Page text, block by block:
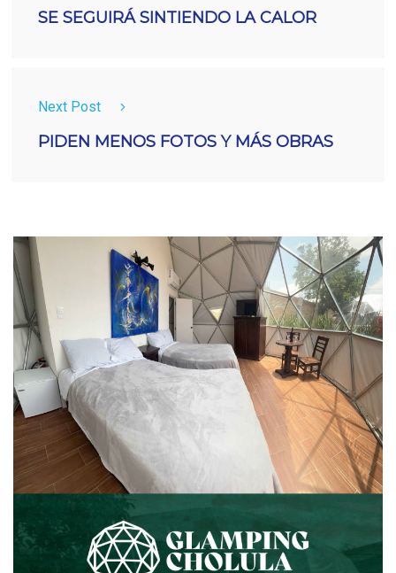
SE SEGUIRÁ SINTIENDO LA CALOR
Next Post
PIDEN MENOS FOTOS Y MÁS OBRAS